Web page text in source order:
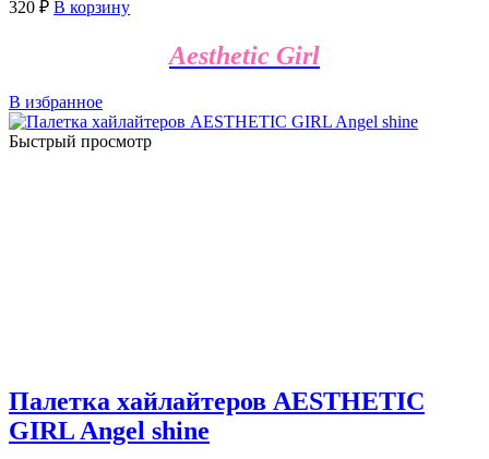
320 ₽ В корзину
Aesthetic Girl
В избранное
Быстрый просмотр
Палетка хайлайтеров AESTHETIC
GIRL Angel shine